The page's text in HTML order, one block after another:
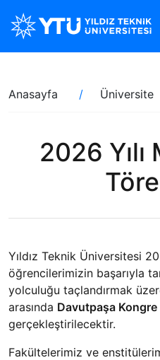
içeriğe
Sayfa
yolu
Anasayfa Üniversite
2026
Yıldız Teknik Üniversitesi
öğrencilerimizin başarıyla
yolculuğu taçlandırmak
arasında Davutpaşa
gerçekleştirilecektir.
Fakültelerimiz ve